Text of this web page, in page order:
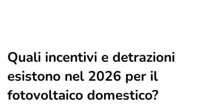
Quali incentivi e detrazioni
esistono nel 2026 per il
fotovoltaico domestico?